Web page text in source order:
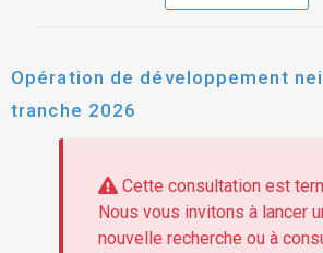
Opération de développement
tranche 2026
Cette consultation est
Nous vous invitons à lancer
nouvelle recherche ou à